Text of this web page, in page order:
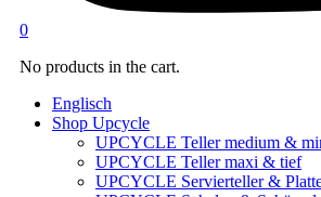
0
No products in the cart.
Englisch
Shop Upcycle
UPCYCLE Teller medium &
UPCYCLE Teller maxi & tief
UPCYCLE Servierteller &